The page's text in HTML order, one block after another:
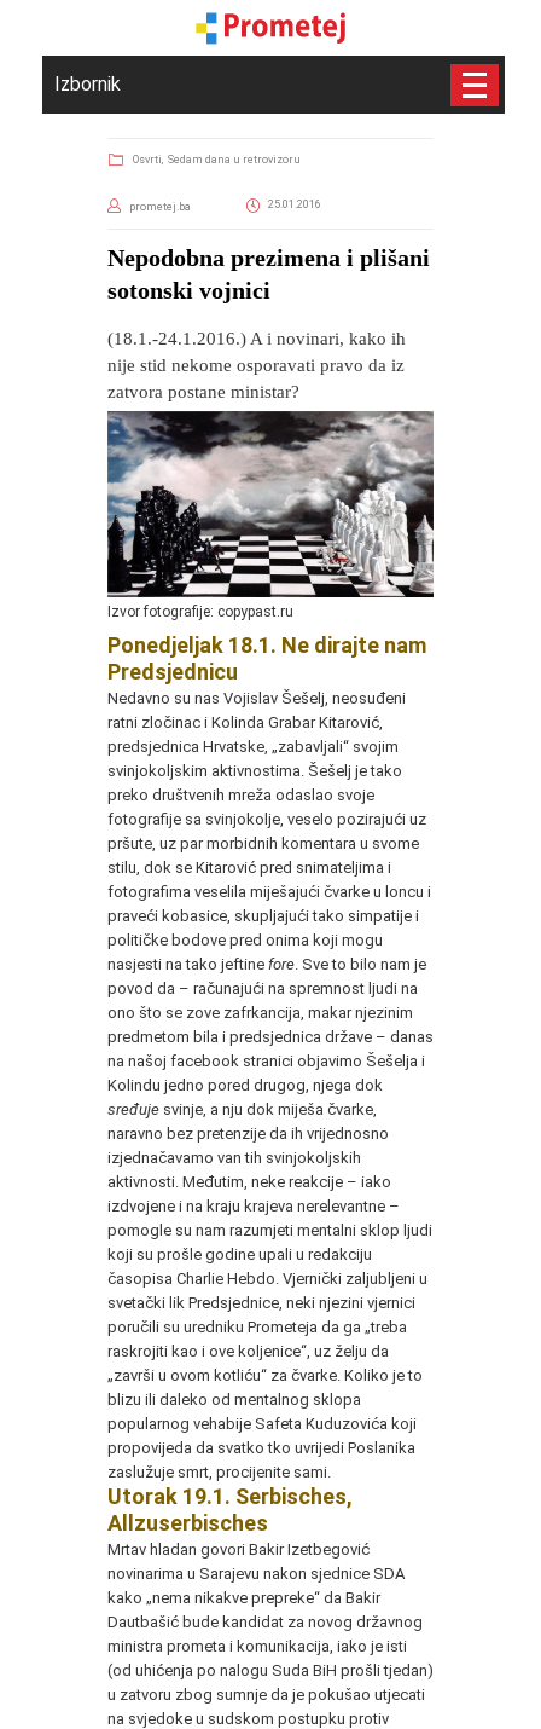
Izbornik
Osvrti, Sedam dana u retrovizoru
prometej.ba 25.01.2016
Nepodobna prezimena i plišani
sotonski vojnici
(18.1.-24.1.2016.) A i novinari, kako ih
nije stid nekome osporavati pravo da iz
zatvora postane ministar?
Izvor fotografije: copypast.ru
Ponedjeljak 18.1. Ne dirajte nam
Predsjednicu
Nedavno su nas Vojislav Šešelj, neosuđeni
ratni zločinac i Kolinda Grabar Kitarović,
predsjednica Hrvatske, „zabavljali“ svojim
svinjokoljskim aktivnostima. Šešelj je tako
preko društvenih mreža odaslao svoje
fotografije sa svinjokolje, veselo pozirajući uz
pršute, uz par morbidnih komentara u svome
stilu, dok se Kitarović pred snimateljima i
fotografima veselila miješajući čvarke u loncu i
praveći kobasice, skupljajući tako simpatije i
političke bodove pred onima koji mogu
nasjesti na tako jeftine fore . Sve to bilo nam je
povod da – računajući na spremnost ljudi na
ono što se zove zafrkancija, makar njezinim
predmetom bila i predsjednica države – danas
na našoj facebook stranici objavimo Šešelja i
Kolindu jedno pored drugog, njega dok
sređuje svinje, a nju dok miješa čvarke,
naravno bez pretenzije da ih vrijednosno
izjednačavamo van tih svinjokoljskih
aktivnosti. Međutim, neke reakcije – iako
izdvojene i na kraju krajeva nerelevantne –
pomogle su nam razumjeti mentalni sklop ljudi
koji su prošle godine upali u redakciju
časopisa Charlie Hebdo. Vjernički zaljubljeni u
svetački lik Predsjednice, neki njezini vjernici
poručili su uredniku Prometeja da ga „treba
raskrojiti kao i ove koljenice“, uz želju da
„završi u ovom kotliću“ za čvarke. Koliko je to
blizu ili daleko od mentalnog sklopa
popularnog vehabije Safeta Kuduzovića koji
propovijeda da svatko tko uvrijedi Poslanika
zaslužuje smrt, procijenite sami.
Utorak 19.1. Serbisches,
Allzuserbisches
Mrtav hladan govori Bakir Izetbegović
novinarima u Sarajevu nakon sjednice SDA
kako „nema nikakve prepreke“ da Bakir
Dautbašić bude kandidat za novog državnog
ministra prometa i komunikacija, iako je isti
(od uhićenja po nalogu Suda BiH prošli tjedan)
u zatvoru zbog sumnje da je pokušao utjecati
na svjedoke u sudskom postupku protiv